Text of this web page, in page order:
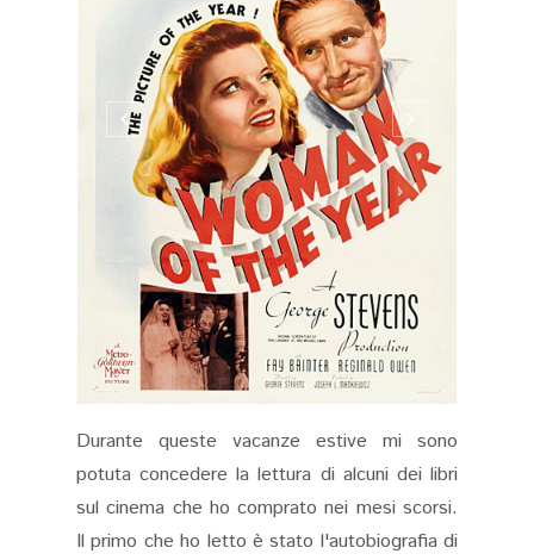
Durante queste vacanze estive mi sono
potuta concedere la lettura di alcuni dei libri
sul cinema che ho comprato nei mesi scorsi.
Il primo che ho letto è stato l'autobiografia di